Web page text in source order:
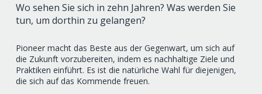
Wo sehen Sie sich in zehn Jahren? Was werden Sie
tun, um dorthin zu gelangen?
Pioneer macht das Beste aus der Gegenwart, um sich auf
die Zukunft vorzubereiten, indem es nachhaltige Ziele und
Praktiken einführt. Es ist die natürliche Wahl für diejenigen,
die sich auf das Kommende freuen.